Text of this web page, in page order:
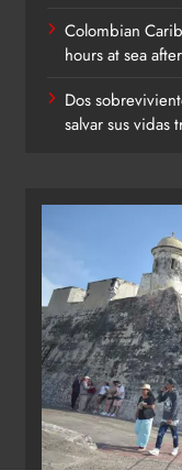
Colombian
hours at sea
Dos
salvar sus vidas